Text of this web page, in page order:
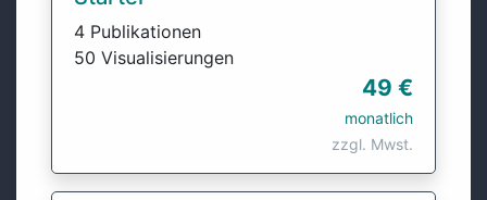
4 Publikationen
50 Visualisierungen
49 €
monatlich
zzgl. Mwst.